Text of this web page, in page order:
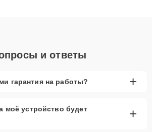
и ответы
гарантия на работы? +
моё устройство будет
+